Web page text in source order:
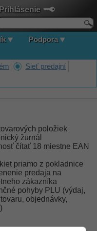
Prihlásenie
Podpora
Sieť predajní
položiek
žurnál
čítať 18 miestne EAN
priamo z pokladnice
predaja na
zákazníka
pohyby PLU (výdaj,
objednávky,